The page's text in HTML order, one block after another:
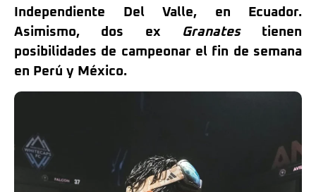
Independiente Del Valle, en Ecuador.
Asimismo, dos ex
Granatestienen
posibilidades de campeonar el fin de semana
en Perú y México.